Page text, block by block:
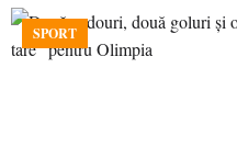
SPORT